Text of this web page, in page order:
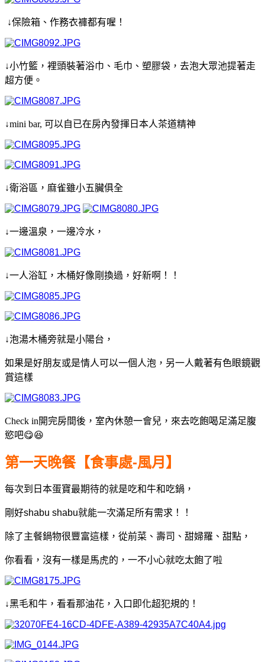
↓保險箱、作務衣褲都有喔！
↓小竹籃，裡頭裝著浴巾、毛巾、塑膠袋，去泡大眾池提著走
超方便 。
↓mini bar, 可以自已在房內發揮日本人茶道精神
↓衛浴區，麻雀雖小五臟俱全
↓一邊溫泉，一邊冷水，
↓一人浴缸，木桶好像剛換過，好新啊！！
↓泡湯木桶旁就是小陽台，
如果是好朋友或是情人可以一個人泡，另一人戴著有色眼鏡觀
賞這樣
Check in開完房間後，室內休憩一會兒，來去吃飽喝足滿足腹
慾吧😋😆
第一天晚餐【食事處-風月】
每次到日本蛋寶最期待的就是吃和牛和吃鍋，
剛好shabu shabu就能一次滿足所有需求！！
除了主餐鍋物很豐富這樣，從前菜、壽司、甜婦羅、甜點，
你看看，沒有一樣是馬虎的，一不小心就吃太飽了啦
↓黑毛和牛，看看那油花，入口即化超犯規的！